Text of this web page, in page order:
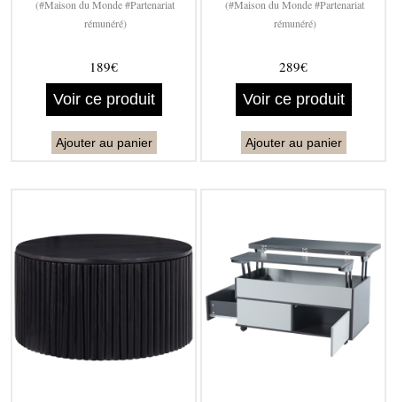
(#Maison du Monde #Partenariat
rémunéré)
189€
Voir ce produit
Ajouter au panier
(#Maison du Monde #Partenariat
rémunéré)
289€
Voir ce produit
Ajouter au panier